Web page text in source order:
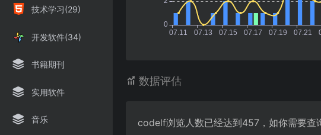
技术学习(29)
开发软件(34)
书籍期刊
实用软件
音乐
数据评估
codelf浏览人数已经达到457，如你需要查